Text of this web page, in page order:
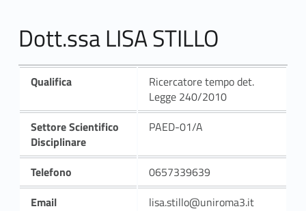
Dott.ssa LISA STILLO
Qualifica
Ricercatore tempo det.
Legge 240/2010
Settore Scientifico
Disciplinare
PAED-01/A
Telefono
0657339639
Email
lisa.stillo@uniroma3.it